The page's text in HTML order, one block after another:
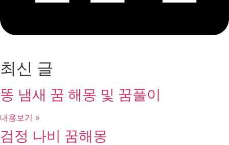
최신 글
똥 냄새 꿈 해몽 및 꿈풀이
내용보기 »
검정 나비 꿈해몽